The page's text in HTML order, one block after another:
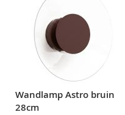
Wandlamp Astro bruin
28cm